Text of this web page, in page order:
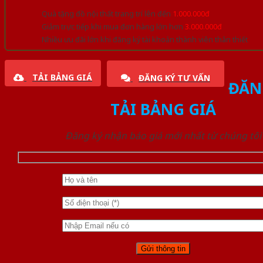
Quà tặng đồ nội thất trang trí lên đến 1.000.000đ
Giảm trực tiếp khi mua đơn hàng lớn hơn 3.000.000đ
Nhiều ưu đãi lớn khi đăng ký tài khoản thành viên thân thiết
TẢI BẢNG GIÁ ĐĂNG KÝ TƯ VẤN
TẢI BẢNG GIÁ
Đăng ký nhận báo giá mới nhất từ chúng tôi